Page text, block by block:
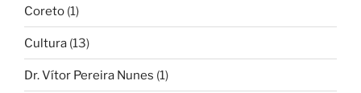
Coreto (1)
Cultura (13)
Dr. Vítor Pereira Nunes (1)